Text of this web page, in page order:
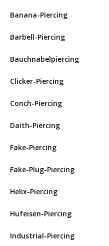
Banana-Piercing
Barbell-Piercing
Bauchnabelpiercing
Clicker-Piercing
Conch-Piercing
Daith-Piercing
Fake-Piercing
Fake-Plug-Piercing
Helix-Piercing
Hufeisen-Piercing
Industrial-Piercing